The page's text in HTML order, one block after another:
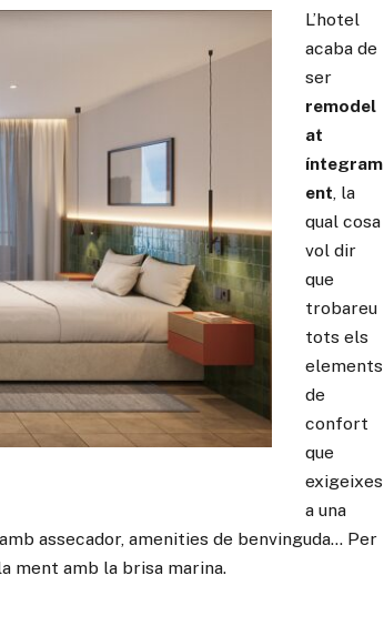
L’hotel
acaba de
ser
remodel
at
íntegram
ent , la
qual cosa
vol dir
que
trobareu
tots els
elements
de
confort
que
exigeixes
a una
assecador, amenities de benvinguda… Per
ment amb la brisa marina.